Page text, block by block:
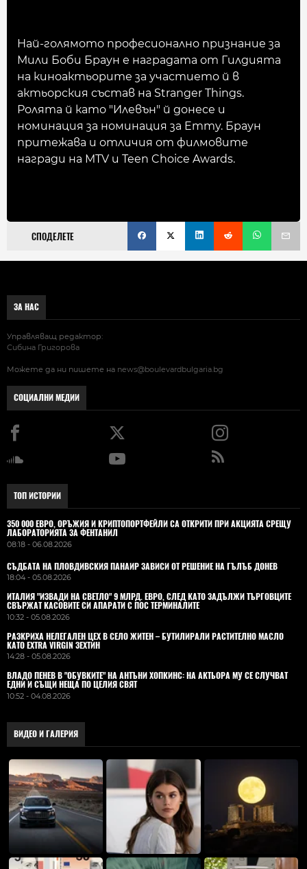
Най-голямото професионално признание за
Мили Боби Браун е наградата от Гилдията
на киноактьорите за участието й в
актьорския състав на Stranger Things.
Ролята й като "Илевън" й донесе и
номинация за номинация за Emmy. Браун
притежава и отличия от филмовите
награди на MTV и Teen Choice Awards.
СПОДЕЛЕТЕ
ЗА НАС
Управляващ редактор:
Сибина Григорова
Можете да ни пишете на news@boulevardbulgaria.bg
СОЦИАЛНИ МЕДИИ
ТОП ИСТОРИИ
350 000 ЕВРО, ОРЪЖИЯ И КРИПТОПОРТФЕЙЛИ СА ОТКРИТИ ПРИ АКЦИЯТА СРЕЩУ
ЛАБОРАТОРИЯТА ЗА ФЕНТАНИЛ
08:18 - 06.08.2026
СЪДБАТА НА ПЛОВДИВСКИЯ ПАНАИР ЗАВИСИ ОТ РЕШЕНИЕ НА ГЪЛЪБ ДОНЕВ
18:04 - 05.08.2026
ИТАЛИЯ "ИЗВАДИ НА СВЕТЛО" 9 МЛРД. ЕВРО, СЛЕД КАТО ЗАДЪЛЖИ ТЪРГОВЦИТЕ
СВЪРЖАТ КАСОВИТЕ СИ АПАРАТИ С ПОС ТЕРМИНАЛИТЕ
10:32 - 05.08.2026
РАЗКРИХА НЕЛЕГАЛЕН ЦЕХ В СЕЛО ЖИТЕН – БУТИЛИРАЛИ РАСТИТЕЛНО МАСЛО
КАТО EXTRA VIRGIN ЗЕХТИН
14:28 - 05.08.2026
ВЛАДO ПЕНЕВ В "ОБУВКИТЕ" НА АНТЪНИ ХОПКИНС: НА АКТЬОРА МУ СЕ СЛУЧВАТ
ЕДНИ И СЪЩИ НЕЩА ПО ЦЕЛИЯ СВЯТ
10:52 - 04.08.2026
ВИДЕО И ГАЛЕРИЯ